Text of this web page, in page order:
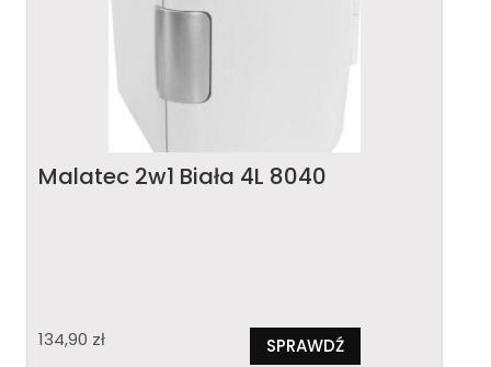
Malatec 2w1 Biała 4L 8040
134,90 zł SPRAWDŹ